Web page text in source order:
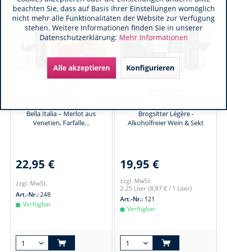
Bella Italia – Merlot aus
Venetien, Farfalle...
22,95 €
zzgl. MwSt.
Art.-Nr.:248
Verfügbar
Brogsitter Légère -
Alkoholfreier Wein & Sekt
19,95 €
zzgl. MwSt.
2.25 Liter(8,87 € / 1 Liter)
Art.-Nr.: 121
Verfügbar
beachten Sie, dass auf Basis Ihrer Einstellungen womöglich
nicht mehr alle Funktionalitäten der Website zur Verfügung
stehen. Weitere Informationen finden Sie in unserer
Datenschutzerklärung: Mehr Informationen
Alle akzeptieren Konfigurieren